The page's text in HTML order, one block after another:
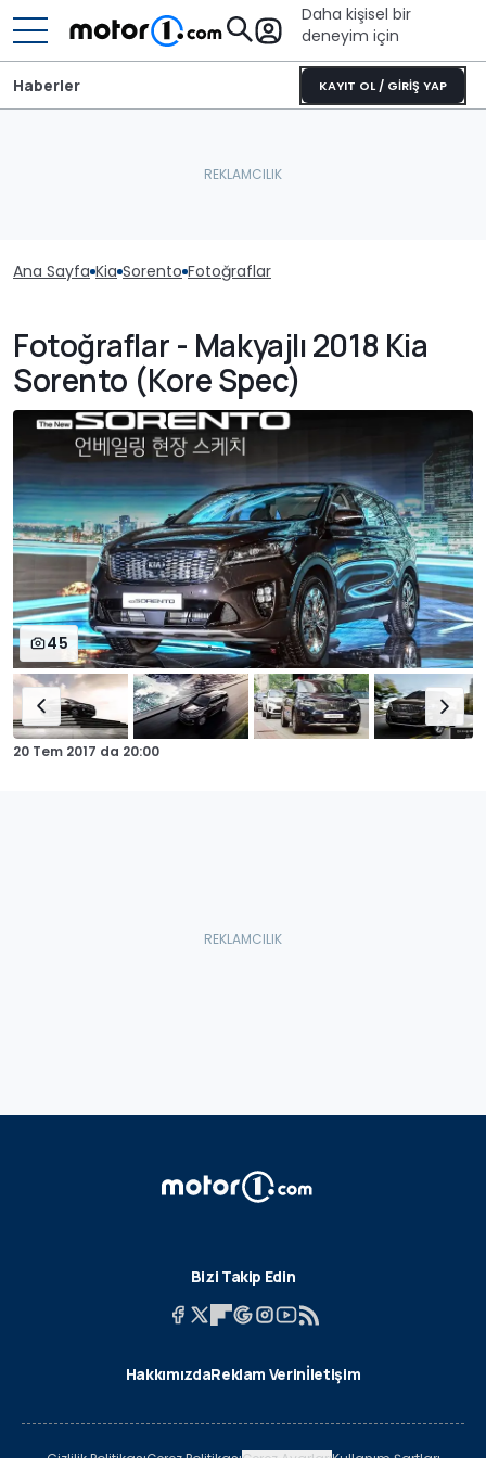
Daha kişisel bir
deneyim için
KAYIT OL / GİRİŞ YAP
Haberler
Ana Sayfa Kia Sorento Fotoğraflar
Fotoğraflar - Makyajlı 2018 Kia
Sorento (Kore Spec)
45
20 Tem 2017 da 20:00
Bizi Takip Edin
HakkımızdaReklam Verinİletişim